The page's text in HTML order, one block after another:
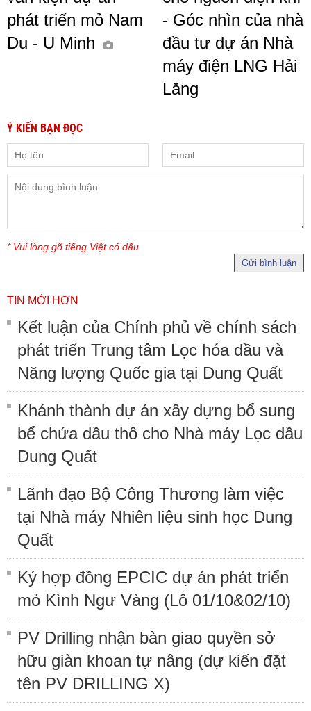
phát triển mỏ Nam
Du - U Minh
- Góc nhìn của nhà
đầu tư dự án Nhà
máy điện LNG Hải
Lăng
Ý KIẾN BẠN ĐỌC
* Vui lòng gõ tiếng Việt có dấu
Gửi bình luận
TIN MỚI HƠN
Kết luận của Chính phủ về chính sách
phát triển Trung tâm Lọc hóa dầu và
Năng lượng Quốc gia tại Dung Quất
Khánh thành dự án xây dựng bổ sung
bể chứa dầu thô cho Nhà máy Lọc dầu
Dung Quất
Lãnh đạo Bộ Công Thương làm việc
tại Nhà máy Nhiên liệu sinh học Dung
Quất
Ký hợp đồng EPCIC dự án phát triển
mỏ Kình Ngư Vàng (Lô 01/10&02/10)
PV Drilling nhận bàn giao quyền sở
hữu giàn khoan tự nâng (dự kiến đặt
tên PV DRILLING X)